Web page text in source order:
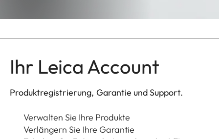
Ihr Leica Account
Produktregistrierung, Garantie und Support.
Verwalten Sie Ihre Produkte
Verlängern Sie Ihre Garantie